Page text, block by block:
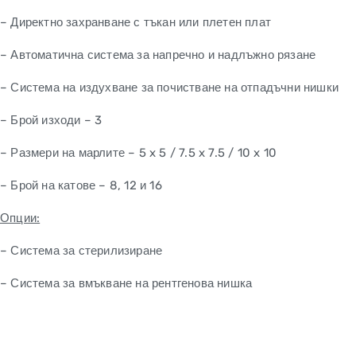
– Директно захранване с тъкан или плетен плат
– Автоматична система за напречно и надлъжно рязане
– Система на издухване за почистване на отпадъчни нишки
– Брой изходи – 3
– Размери на марлите – 5 x 5 / 7.5 x 7.5 / 10 x 10
– Брой на катове – 8, 12 и 16
Опции:
– Система за стерилизиране
– Система за вмъкване на рентгенова нишка